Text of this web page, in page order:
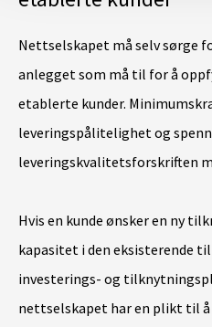
Nettselskapet må selv sørge
anlegget som må til for å
etablerte kunder.
leveringspålitelighet og
leveringskvalitetsforskriften
Hvis en kunde ønsker en ny
kapasitet i den eksisterende
investerings- og
nettselskapet har en plikt til